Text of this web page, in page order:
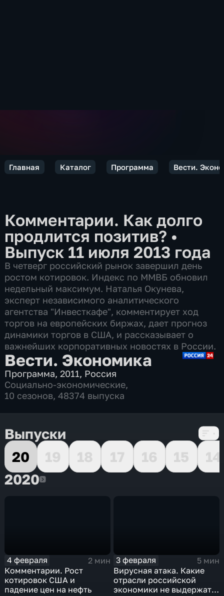
Главная Каталог Программа Вести.
Комментарии. Как долго
продлится позитив? •
Выпуск 11 июля 2013 года
В четверг российский рынок завершил день
ростом котировок. Индекс по ММВБ обновил
недельный максимум. Наталья Окунева,
эксперт независимого аналитического
агентства "Инвесткафе", комментирует ход
торгов на европейских биржах, дает прогноз
динамики торгов в США, и рассказывает о
важнейших корпоративных новостях в России.
Вести. Экономика
Программа,2011, Россия
Социально-экономические,
10 сезонов, 48374 выпуска
Выпуски
20
19 18 17 16 15
14
20202020
4 февраля
2 мин
Комментарии. Рост
котировок США и
падение цен на нефть
3 февраля
5 мин
Вирусная атака. Какие
отрасли российской
экономики не выдержат